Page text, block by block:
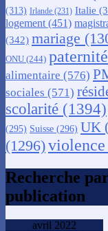
(313) Irlande (231) Italie
logement (451)
(342) mariage
ONU (244) paternité
alimentaire (576)
sociales (571)
scolarité (1394)
(295) Suisse (296) UK
(1296)violence
Recherche
publication
avril 2022